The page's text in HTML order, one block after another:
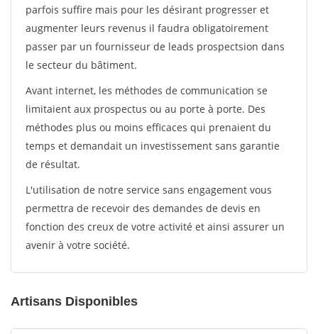
parfois suffire mais pour les désirant progresser et
augmenter leurs revenus il faudra obligatoirement
passer par un fournisseur de leads prospectsion dans
le secteur du bâtiment.
Avant internet, les méthodes de communication se
limitaient aux prospectus ou au porte à porte. Des
méthodes plus ou moins efficaces qui prenaient du
temps et demandait un investissement sans garantie
de résultat.
L'utilisation de notre service sans engagement vous
permettra de recevoir des demandes de devis en
fonction des creux de votre activité et ainsi assurer un
avenir à votre société.
Artisans Disponibles